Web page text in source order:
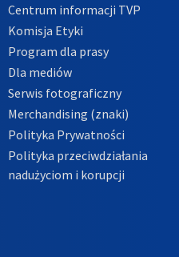
Centrum informacji TVP
Komisja Etyki
Program dla prasy
Dla mediów
Serwis fotograficzny
Merchandising (znaki)
Polityka Prywatności
Polityka przeciwdziałania
nadużyciom i korupcji